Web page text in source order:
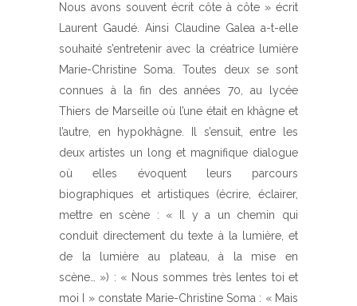
Nous avons souvent écrit côte à côte » écrit
Laurent Gaudé. Ainsi Claudine Galea a-t-elle
souhaité s’entretenir avec la créatrice lumière
Marie-Christine Soma. Toutes deux se sont
connues à la fin des années 70, au lycée
Thiers de Marseille où l’une était en khâgne et
l’autre, en hypokhâgne. Il s’ensuit, entre les
deux artistes un long et magnifique dialogue
où elles évoquent leurs parcours
biographiques et artistiques (écrire, éclairer,
mettre en scène : « Il y a un chemin qui
conduit directement du texte à la lumière, et
de la lumière au plateau, à la mise en
scène… ») : « Nous sommes très lentes toi et
moi I » constate Marie-Christine Soma : « Mais